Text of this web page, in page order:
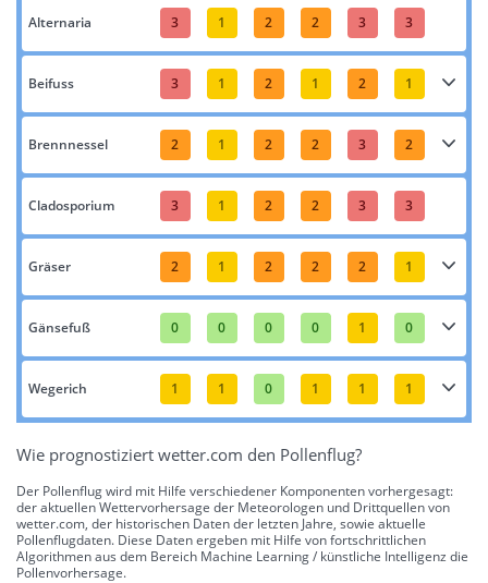
Alternaria 3 1 2 2 3 3
Beifuss 3 1 2 1 2 1
Brennnessel 2 1 2 2 3 2
Cladosporium 3 1 2 2 3 3
Gräser 2 1 2 2 2 1
Gänsefuß 0 0 0 0 1 0
Wegerich 1 1 0 1 1 1
Wie prognostiziert wetter.com den Pollenflug?
Der Pollenflug wird mit Hilfe verschiedener Komponenten vorhergesagt:
der aktuellen Wettervorhersage der Meteorologen und Drittquellen von
wetter.com, der historischen Daten der letzten Jahre, sowie aktuelle
Pollenflugdaten. Diese Daten ergeben mit Hilfe von fortschrittlichen
Algorithmen aus dem Bereich Machine Learning / künstliche Intelligenz die
Pollenvorhersage.